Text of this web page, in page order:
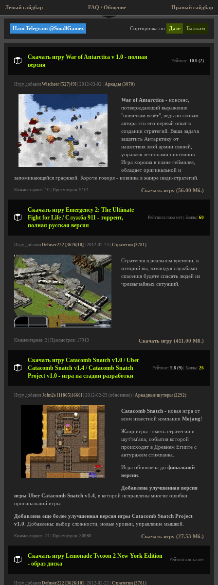
Левый сайдбар Правый сайдбар
FAQ / Общение
Стратегии
Сортировка по Дате Баллам
Наш Telegram @SmallGamez
Скачать игру War of Antarctica v 1.0 - полная
версия
Рейтинг: 10.0 (2)
Игру добавил Witcheer [527|49] | 2012-03-02 | Аркады (3070)
War of Antarctica - нонсенс,
потверждающий выражение
"новичкам везёт", ведь по словам
автора это его первый опыт в
создании стратегий. Ваша задача
защитить Антарктику от
нашествия злой армии свиней,
управляя легионами пингвинов.
Игра хороша в плане геймплея,
обладает оригинальной и
запоминающейся графикой. Короче говоря - новинка в жанре инди-стратегий.
Скачать игру (56.00 Мб.)
Комментариев: 10 | Просмотров: 9101
Скачать игру Emergency 2: The Ultimate
Fight for Life / Служба 911 - торрент,
полная русская версия
Рейтинга пока нет | Баллы: 60
Игру добавил Defuser222 [3626|10] | 2012-02-24 | Стратегии (3781)
Стратегия в реальном времени, в
которой вы, командуя службами
спасения будете спасать людей из
чрезвычайных ситуаций.
Скачать игру (411.00 Мб.)
Комментариев: 2 | Просмотров: 17913
Скачать игру Catacomb Snatch v1.0 / Uber
Catacomb Snatch v1.4 / Catacomb Snatch
Project v1.0 - игра на стадии разработки
Рейтинг: 9.8 (9) | Баллы: 26
Игру добавил John2s [11865|1666] | 2012-02-23 (обновлено) | Аркадные шутеры (2292)
Catacomb Snatch - новая игра от
всем известной компании Mojang!
Жанр игры - смесь стратегии и
шут'эм'апа, события которой
происходят в Древнем Египте с
антуражем стимпанка.
Игра обновлена до финальной
версии
Добавлена улучшенная версия
игры Uber Catacomb Snatch v1.4 , в которой исправлены многие ошибки
оригинальной игры.
Добавлена еще более улучшенная версия игры Catacomb Snatch Project
v1.0 . Добавлены: выбор сложности, новые уровни, управление мышкой.
Скачать игру (27.53 Мб.)
Комментариев: 74 | Просмотров: 30980
Скачать игру Lemonade Tycoon 2 New York Edition
- образ диска
Рейтинга пока нет
Игру добавил Defuser222 [3626|10] | 2012-02-22 | Стратегии (3781)